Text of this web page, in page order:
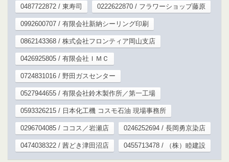
0487722872 / 東寿司 0222622870 / フラワーショップ藤原
0992600707 / 有限会社新納シーリング印刷
0862143368 / 株式会社フロンティア岡山支店
0426925805 / 有限会社ＩＭＣ
0724831016 / 野田ガスセンター
0527944655 / 有限会社鈴木製作所／第一工場
0593326215 / 日本化工機 コスモ石油 現場事務所
0296704085 / ココス／岩瀬店 0246252694 / 長岡勇京染店
0474038322 / 茜どき津田沼店 0455713478 / （株）睦建設